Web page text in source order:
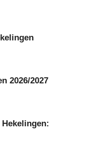
2026/2027